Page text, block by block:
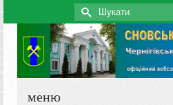
Search
for:
меню